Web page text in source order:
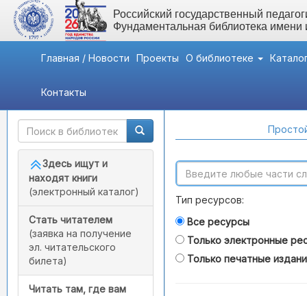
Российский государственный
Фундаментальная библиотека
Главная / Новости Проекты О библиотеке
Контакты
Быстрый доступ
Здесь ищут и
находят книги
(электронный каталог)
Стать читателем
(заявка на получение
эл. читательского
билета)
Читать там, где вам
Тип ресурсов:
Все ресурсы
Только электронные
Только печатные